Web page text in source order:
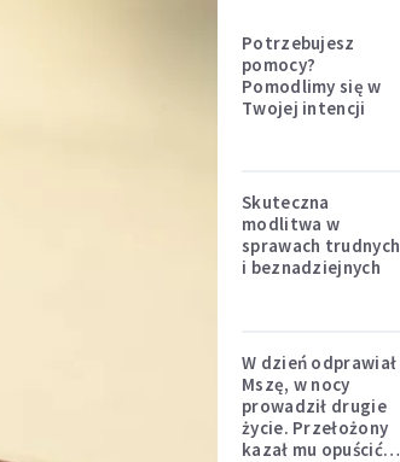
Potrzebujesz
pomocy?
Pomodlimy się w
Twojej intencji
Skuteczna
modlitwa w
sprawach trudnych
i beznadziejnych
W dzień odprawiał
Mszę, w nocy
prowadził drugie
życie. Przełożony
kazał mu opuścić